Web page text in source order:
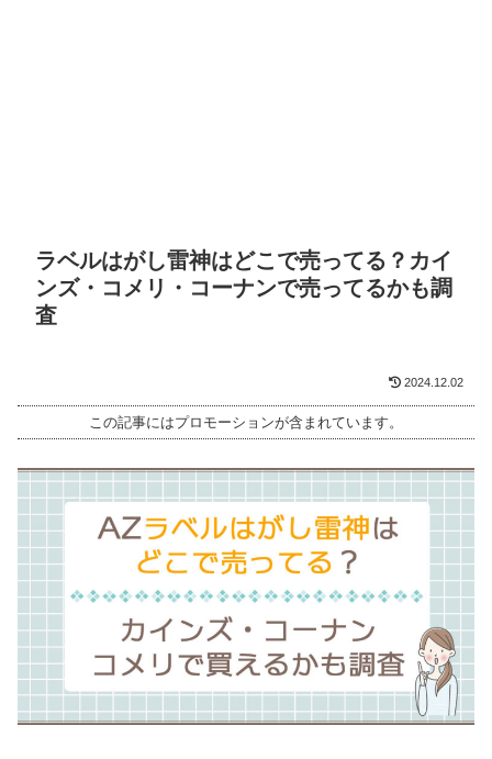
ラベルはがし雷神はどこで売ってる？カイ
ンズ・コメリ・コーナンで売ってるかも調
査
2024.12.02
この記事にはプロモーションが含まれています。